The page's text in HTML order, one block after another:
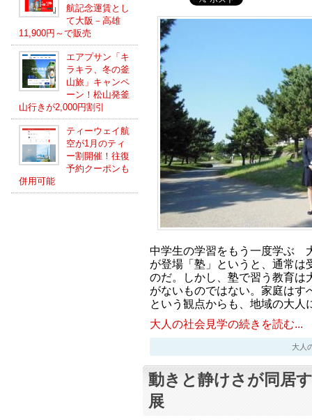
航記念運賃とし
て大阪－高雄
11,900円～で販売
エアプサン「キ
ラキラ、冬の釜
山旅」キャンペ
ーン！松山発釜
山行きが2,000円割引
ティーウェイ航
空が1月のティ
ー割開催！往復
予約クーポンも
併用可能
中学生の学習をもう一度学ぶ
が登場「塾」というと、通常は
のだ。しかし、塾で習う教育は
がないものではない。家庭はす
という観点からも、地域の大
大人の社会見学の続きを読む...
大人
動きと静けさが同居
展